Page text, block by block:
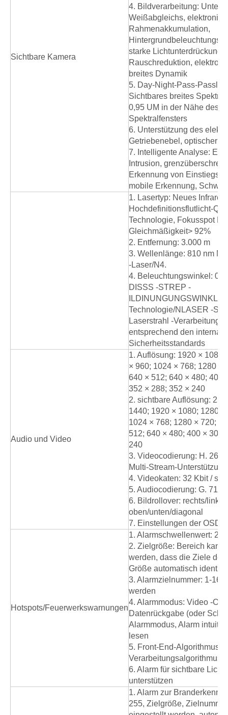
Sichtbare Kamera
4. Bildverarbeitung:
Weißabgleichs,
Rahmenakkumulation,
starke Lichtunterdrückung,
Rauschreduktion,
breites Dynamik
5. Day-Night-Pass-
Sichtbares breites
0,95 UM in der Nähe des
Spektralfensters
6. Unterstützung des
Getriebenebel, optischer
7. Intelligente Analyse:
Intrusion,
Erkennung von Einstiegs-/
mobile Erkennung,
1. Lasertyp: Neues
Hochdefinitionsflutlicht-
Technologie, Fokusspot
Gleichmäßigkeit> 92%
2. Entfernung: 3.000 m
3. Wellenlänge: 810 nm
-Laser/N4.
4. Beleuchtungswinkel: 0,5
DISSS -STREP -
Technologie/NLASER -
Laserstrahl -Verarbeitung
entsprechend den
Sicherheitsstandards
Audio und Video
1. Auflösung: 1920 ×
× 960; 1024 × 768; 1280 ×
640 × 512; 640 × 480; 400
352 × 288; 352 × 240
2. sichtbare Auflösung:
1440; 1920 × 1080; 1280
1024 × 768; 1280 × 720;
512; 640 × 480; 400 × 300;
240
3. Videocodierung: H. 265/
Multi-Stream-Unterstützung
4. Videokaten: 32 Kbit / s
5. Audiocodierung: G.
6. Bildrollover: rechts/links/
oben/unten/diagonal
7. Einstellungen der OSD
Hotspots/Feuerwerkswarnungen
1. Alarmschwellenwert:
2. Zielgröße: Bereich kann
werden, dass die Ziele der
Größe automatisch
3. Alarmzielnummer: 1-16
werden
4. Alarmmodus: Video -
Datenrückgabe (oder
Alarmmodus, Alarm intuitiv
lesen
5. Front-End-Algorithmus:
Verarbeitungsalgorithmus
6. Alarm für sichtbare
unterstützen
1. Alarm zur
255, Zielgröße,